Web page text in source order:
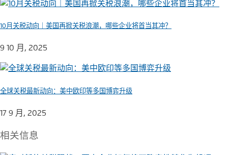
10月关税动向｜美国再掀关税浪潮，哪些企业将首当其冲？
9 10 月, 2025
全球关税最新动向：美中欧印等多国博弈升级
17 9 月, 2025
相关信息